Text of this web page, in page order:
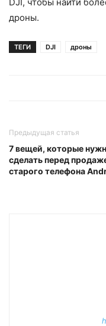
дроны.
ТЕГИ DJI дроны
Предыдущая статья
7 вещей, которые
сделать перед
старого телефона